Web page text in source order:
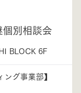
別相談会
BLOCK 6F
グ事業部】